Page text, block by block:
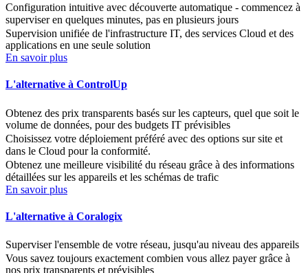
Configuration intuitive avec découverte automatique - commencez à
superviser en quelques minutes, pas en plusieurs jours
Supervision unifiée de l'infrastructure IT, des services Cloud et des
applications en une seule solution
En savoir plus
L'alternative à ControlUp
Obtenez des prix transparents basés sur les capteurs, quel que soit le
volume de données, pour des budgets IT prévisibles
Choisissez votre déploiement préféré avec des options sur site et
dans le Cloud pour la conformité.
Obtenez une meilleure visibilité du réseau grâce à des informations
détaillées sur les appareils et les schémas de trafic
En savoir plus
L'alternative à Coralogix
Superviser l'ensemble de votre réseau, jusqu'au niveau des appareils
Vous savez toujours exactement combien vous allez payer grâce à
nos prix transparents et prévisibles